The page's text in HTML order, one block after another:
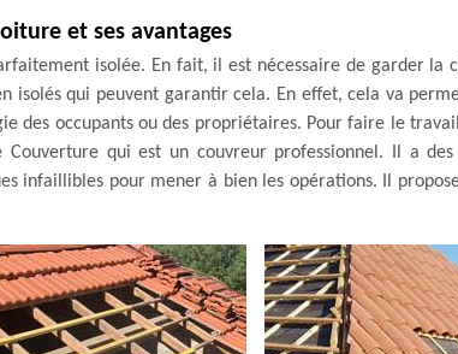
et ses avantages
isolée. En fait, il est nécessaire de garder la
isolés qui peuvent garantir cela. En effet, cela va
des occupants ou des propriétaires. Pour faire le
qui est un couvreur professionnel. Il a
infaillibles pour mener à bien les opérations. Il